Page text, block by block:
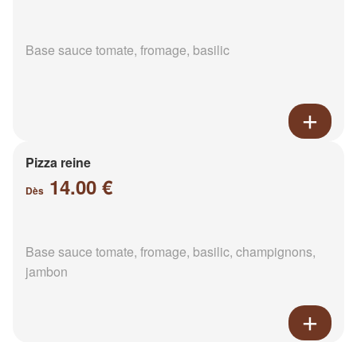
Base sauce tomate, fromage, basilic
Pizza reine
Dès 14.00 €
Base sauce tomate, fromage, basilic, champignons,
jambon